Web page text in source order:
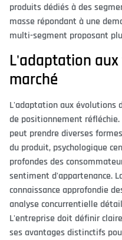
produits dédiés à des
masse répondant à une
multi-segment proposant
L'adaptation
marché
L'adaptation aux évolutions
de positionnement
peut prendre diverses
du produit, psychologique
profondes des
sentiment d'appartenance.
connaissance approfondie
analyse concurrentielle
L'entreprise doit définir
ses avantages distinctifs